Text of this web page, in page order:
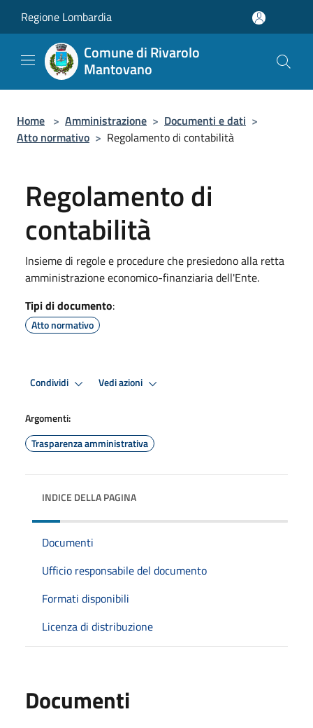
Regione Lombardia
Comune di Rivarolo
Mantovano
Home > Amministrazione > Documenti e dati >
Atto normativo > Regolamento di contabilità
Regolamento di
contabilità
Insieme di regole e procedure che presiedono alla retta
amministrazione economico-finanziaria dell'Ente.
Tipi di documento:
Atto normativo
Condividi Vedi azioni
Argomenti:
Trasparenza amministrativa
INDICE DELLA PAGINA
Documenti
Ufficio responsabile del documento
Formati disponibili
Licenza di distribuzione
Documenti